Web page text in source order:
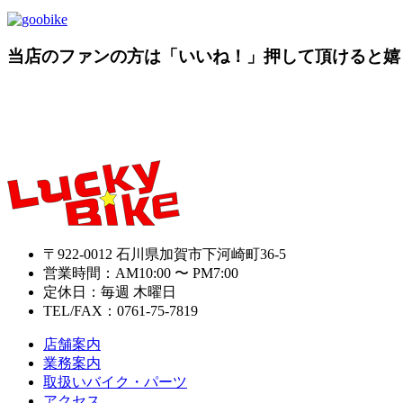
当店のファンの方は「いいね！」押して頂けると
〒922-0012 石川県加賀市下河崎町36-5
営業時間：AM10:00 〜 PM7:00
定休日：毎週 木曜日
TEL/FAX：0761-75-7819
店舗案内
業務案内
取扱いバイク・パーツ